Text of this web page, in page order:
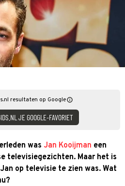
resultaten op Google
JE GOOGLE-FAVORIET
was Jan Kooijman een
televisiegezichten. Maar het is
op televisie te zien was. Wat